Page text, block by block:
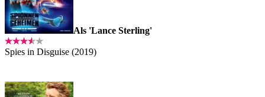
Als 'Lance Sterling'
Spies in Disguise (2019)